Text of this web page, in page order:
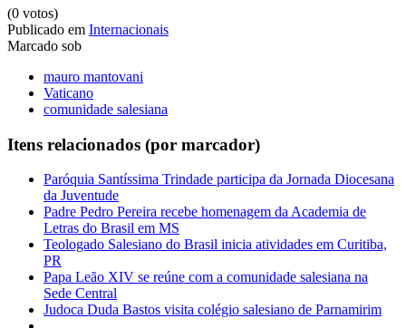
(0 votos)
Publicado em Internacionais
Marcado sob
mauro mantovani
Vaticano
comunidade salesiana
Itens relacionados (por marcador)
Paróquia Santíssima Trindade participa da Jornada Diocesana
da Juventude
Padre Pedro Pereira recebe homenagem da Academia de
Letras do Brasil em MS
Teologado Salesiano do Brasil inicia atividades em Curitiba,
PR
Papa Leão XIV se reúne com a comunidade salesiana na
Sede Central
Judoca Duda Bastos visita colégio salesiano de Parnamirim